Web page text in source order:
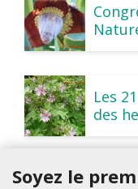
Les
des
Soyez le